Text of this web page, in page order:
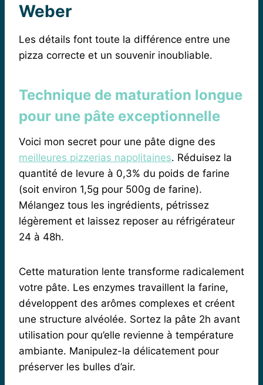
Weber
Les détails font toute la différence entre une
pizza correcte et un souvenir inoubliable.
Technique de maturation longue
pour une pâte exceptionnelle
Voici mon secret pour une pâte digne des
meilleures pizzerias napolitaines. Réduisez la
quantité de levure à 0,3% du poids de farine
(soit environ 1,5g pour 500g de farine).
Mélangez tous les ingrédients, pétrissez
légèrement et laissez reposer au réfrigérateur
24 à 48h.
Cette maturation lente transforme radicalement
votre pâte. Les enzymes travaillent la farine,
développent des arômes complexes et créent
une structure alvéolée. Sortez la pâte 2h avant
utilisation pour qu’elle revienne à température
ambiante. Manipulez-la délicatement pour
préserver les bulles d’air.